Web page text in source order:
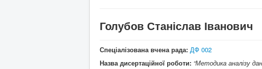
Голубов Станіслав Іванович
Спеціалізована вчена рада: ДФ 002
Назва дисертаційної роботи: “Методика аналізу